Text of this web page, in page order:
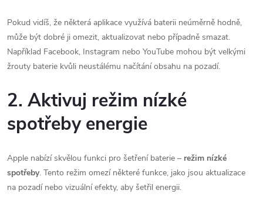
Pokud vidíš, že některá aplikace využívá baterii neúměrně hodně,
může být dobré ji omezit, aktualizovat nebo případně smazat.
Například Facebook, Instagram nebo YouTube mohou být velkými
žrouty baterie kvůli neustálému načítání obsahu na pozadí.
2. Aktivuj režim nízké
spotřeby energie
Apple nabízí skvělou funkci pro šetření baterie – režim nízké
spotřeby. Tento režim omezí některé funkce, jako jsou aktualizace
na pozadí nebo vizuální efekty, aby šetřil energii.